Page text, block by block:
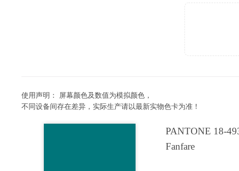
使用声明： 屏幕颜色及数值为模拟颜色，
不同设备间存在差异，实际生产请以最新实物色卡为准！
PANTONE 18-
Fanfare